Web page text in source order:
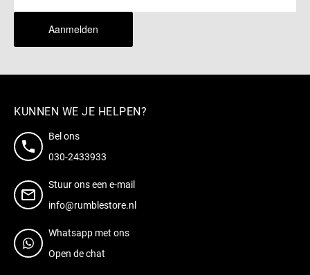
Aanmelden
KUNNEN WE JE HELPEN?
Bel ons
030-2433933
Stuur ons een e-mail
info@rumblestore.nl
Whatsapp met ons
Open de chat